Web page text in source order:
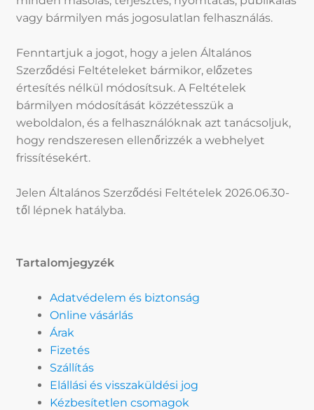
vagy bármilyen más jogosulatlan felhasználás.
Fenntartjuk a jogot, hogy a jelen Általános
Szerződési Feltételeket bármikor, előzetes
értesítés nélkül módosítsuk. A Feltételek
bármilyen módosítását közzétesszük a
weboldalon, és a felhasználóknak azt tanácsoljuk,
hogy rendszeresen ellenőrizzék a webhelyet
frissítésekért.
Jelen Általános Szerződési Feltételek 2026.06.30-
től lépnek hatályba.
Tartalomjegyzék
Adatvédelem és biztonság
Online vásárlás
Árak
Fizetés
Szállítás
Elállási és visszaküldési jog
Kézbesítetlen csomagok